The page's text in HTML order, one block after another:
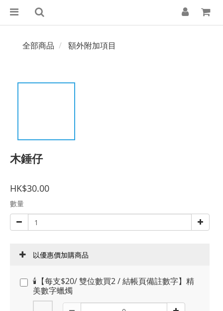
全部商品 額外附加項目
木錘仔
HK$30.00
數量
以優惠價加購商品
🕯️【每支$20/ 雙位數買2 / 結帳頁備註數字】精
美數字蠟燭